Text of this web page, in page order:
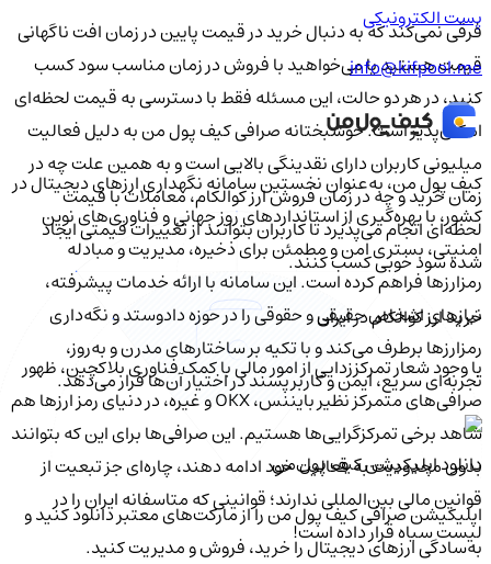
فرقی نمی‌کند که به دنبال خرید در قیمت پایین در زمان افت ناگهانی
قیمت هستید یا می‌خواهید با فروش در زمان مناسب سود کسب
کنید، در هر دو حالت، این مسئله فقط با دسترسی به قیمت لحظه‌ای
امکان‌پذیر است. خوشبختانه صرافی کیف پول من به دلیل فعالیت
میلیونی کاربران دارای نقدینگی بالایی است و به همین علت چه در
زمان خرید و چه در زمان فروش ارز کوالکام، معاملات با قیمت
لحظه‌ای انجام می‌پذیرد تا کاربران بتوانند از تغییرات قیمتی ایجاد
شده سود خوبی کسب کنند.
خرید ارز کوالکام در ایران
با وجود شعار تمرکززدایی از امور مالی با کمک فناوری بلاکچین، ظهور
صرافی‌های متمرکز نظیر بایننس، OKX و غیره، در دنیای رمز ارزها هم
شاهد برخی تمرکزگرایی‌ها هستیم. این صرافی‌ها برای این که بتوانند
بدون محدودیت به فعالیت خود ادامه دهند، چاره‌ای جز تبعیت از
قوانین مالی بین‌المللی ندارند؛ قوانینی که متاسفانه ایران را در
لیست سیاه قرار داده است!
پست الکترونیکی
info@kifpool.me
کیف‌ پول من، به‌عنوان نخستین سامانه نگهداری ارزهای دیجیتال در
کشور، با بهره‌گیری از استانداردهای روز جهانی و فناوری‌های نوین
امنیتی، بستری امن و مطمئن برای ذخیره، مدیریت و مبادله
رمزارزها فراهم کرده است. این سامانه با ارائه خدمات پیشرفته،
نیازهای اشخاص حقیقی و حقوقی را در حوزه دادوستد و نگه‌داری
رمزارزها برطرف می‌کند و با تکیه بر ساختارهای مدرن و به‌روز،
تجربه‌ای سریع، ایمن و کاربرپسند در اختیار آن‌ها قرار می‌دهد.
دانلود اپلیکیشن کیف‌ پول من
اپلیکیشن صرافی کیف پول من را از مارکت‌های معتبر دانلود کنید و
به‌سادگی ارزهای دیجیتال را خرید، فروش و مدیریت کنید.